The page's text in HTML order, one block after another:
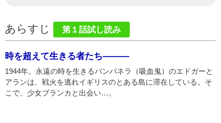
あらすじ 第１話試し読み
時を超えて生きる者たち———
1944年。永遠の時を生きるバンパネラ（吸血鬼）のエドガーと
アランは、戦火を逃れイギリスのとある島に滞在している。そ
こで、少女ブランカと出会い…。